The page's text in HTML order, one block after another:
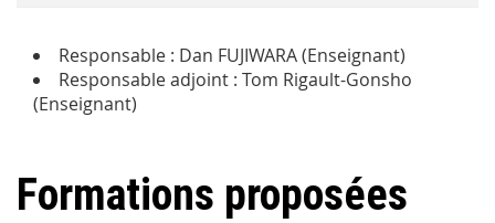
Responsable : Dan FUJIWARA (Enseignant)
Responsable adjoint : Tom Rigault-Gonsho
(Enseignant)
Formations proposées